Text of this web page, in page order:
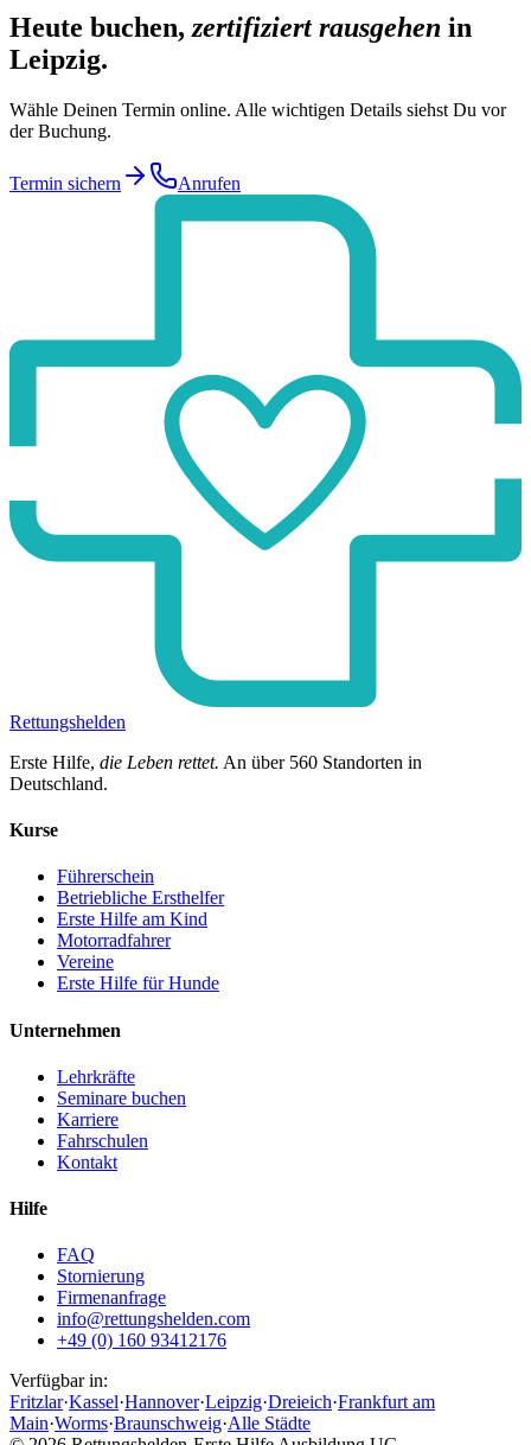
Heute buchen, zertifiziert rausgehen in
Leipzig.
Wähle Deinen Termin online. Alle wichtigen Details siehst Du vor
der Buchung.
Termin sichern Anrufen
Rettungshelden
Erste Hilfe, die Leben rettet. An über 560 Standorten in
Deutschland.
Kurse
Führerschein
Betriebliche Ersthelfer
Erste Hilfe am Kind
Motorradfahrer
Vereine
Erste Hilfe für Hunde
Unternehmen
Lehrkräfte
Seminare buchen
Karriere
Fahrschulen
Kontakt
Hilfe
FAQ
Stornierung
Firmenanfrage
info@rettungshelden.com
+49 (0) 160 93412176
Verfügbar in:
Fritzlar·Kassel·Hannover·Leipzig·Dreieich·Frankfurt am
Main·Worms·Braunschweig·Alle Städte